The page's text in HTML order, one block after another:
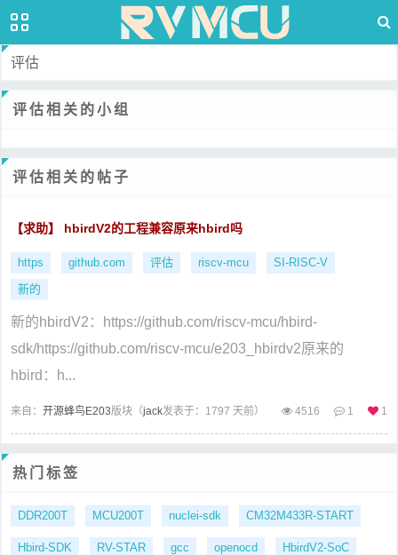
评估
评估相关的小组
评估相关的帖子
【求助】 hbirdV2的工程兼容原来hbird吗
https github.com 评估 riscv-mcu
SI-RISC-V
新的
新的hbirdV2：https://github.com/riscv-mcu/hbird-
sdk/https://github.com/riscv-mcu/e203_hbirdv2原来的
hbird：h...
来自： 开源蜂鸟E203版块（jack发表于：1797 天前） 4516 1 1
热门标签
DDR200T MCU200T nuclei-sdk CM32M433R-START
Hbird-SDK RV-STAR gcc openocd HbirdV2-SoC